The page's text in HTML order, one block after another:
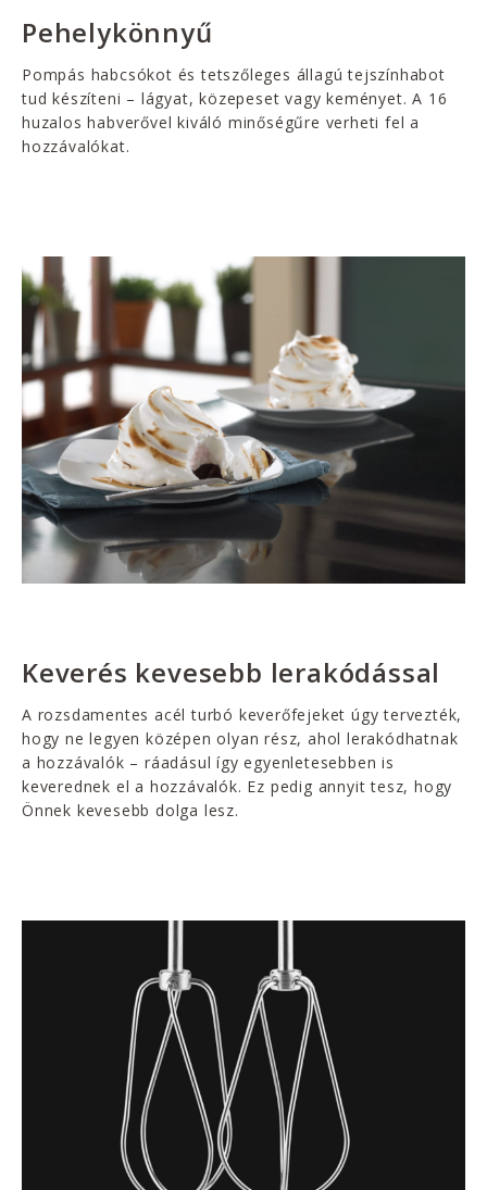
Pehelykönnyű
Pompás habcsókot és tetszőleges állagú tejszínhabot
tud készíteni – lágyat, közepeset vagy keményet. A 16
huzalos habverővel kiváló minőségűre verheti fel a
hozzávalókat.
Keverés kevesebb lerakódással
A rozsdamentes acél turbó keverőfejeket úgy tervezték,
hogy ne legyen középen olyan rész, ahol lerakódhatnak
a hozzávalók – ráadásul így egyenletesebben is
keverednek el a hozzávalók. Ez pedig annyit tesz, hogy
Önnek kevesebb dolga lesz.